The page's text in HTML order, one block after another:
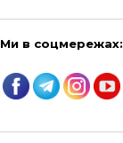
Ми в соцмережах: